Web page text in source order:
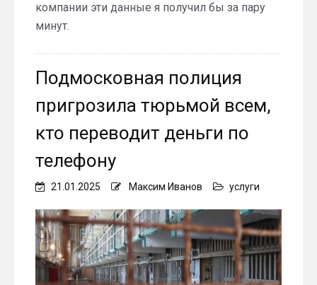
компании эти данные я получил бы за пару
минут.
Подмосковная полиция
пригрозила тюрьмой всем,
кто переводит деньги по
телефону
21.01.2025 Максим Иванов услуги